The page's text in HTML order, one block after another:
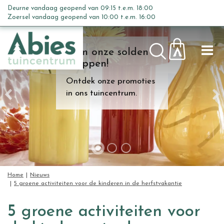
n
c
o
n
t
e
n
t
Kom onze solden
shoppen!
Ontdek onze promoties
in ons tuincentrum.
Home
Nieuws
5 groene activiteiten voor de kinderen in de herfstvakantie
Deurne vandaag geopend van 09:15 t.e.m. 18:00
Zoersel vandaag geopend van 10:00 t.e.m. 16:00
5 groene activiteiten voor